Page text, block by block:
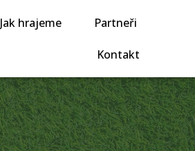
Jak hrajeme Partneři
Kontakt